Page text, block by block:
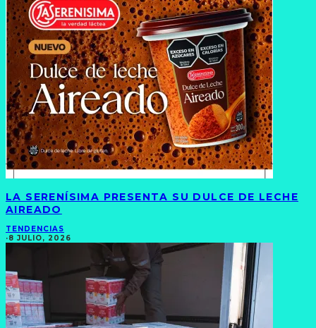
LA SERENÍSIMA PRESENTA SU DULCE DE LECHE
AIREADO
TENDENCIAS
·8 JULIO, 2026